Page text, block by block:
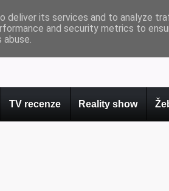
TV recenze Reality show
deliver its services and to analyze
and security metrics to